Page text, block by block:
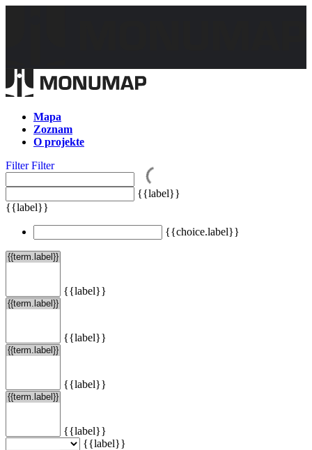
Mapa
Zoznam
O projekte
FilterFilter
{{label}}
{{label}}
{{choice.label}}
{{label}}
{{label}}
{{label}}
{{label}}
{{label}}